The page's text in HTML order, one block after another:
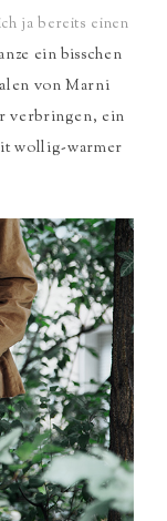
ja bereits einen
ein bisschen
von Marni
verbringen, ein
wollig-warmer